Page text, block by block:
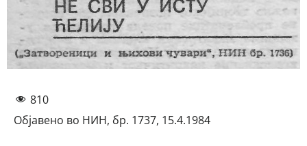
810
Објавено во НИН, бр. 1737, 15.4.1984